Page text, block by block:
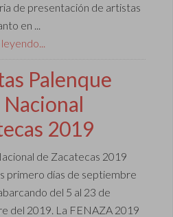
de presentación de artistas
en ...
Palenque
Nacional
2019
de Zacatecas 2019
primero días de septiembre
del 5 al 23 de
del 2019. La FENAZA 2019